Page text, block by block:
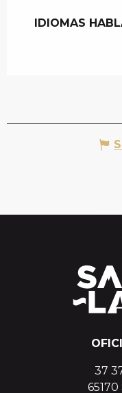
IDIOMAS
IDIOMAS
37